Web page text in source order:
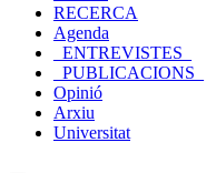
RECERCA
Agenda
_ENTREVISTES_
_PUBLICACIONS_
Opinió
Arxiu
Universitat